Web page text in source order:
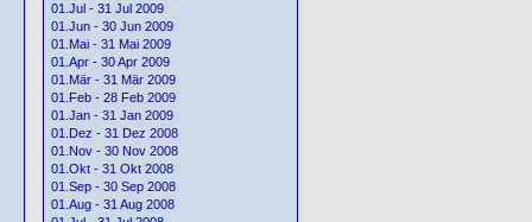
01.Jul - 31 Jul 2009
01.Jun - 30 Jun 2009
01.Mai - 31 Mai 2009
01.Apr - 30 Apr 2009
01.Mär - 31 Mär 2009
01.Feb - 28 Feb 2009
01.Jan - 31 Jan 2009
01.Dez - 31 Dez 2008
01.Nov - 30 Nov 2008
01.Okt - 31 Okt 2008
01.Sep - 30 Sep 2008
01.Aug - 31 Aug 2008